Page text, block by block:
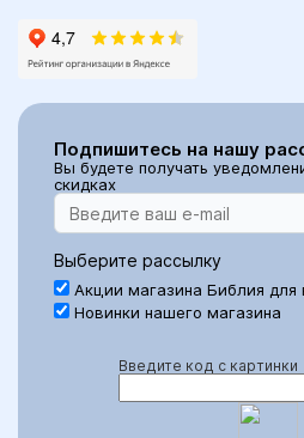
Подпишитесь на нашу
Вы будете получать
скидках
Выберите рассылку
Акции магазина Библия для
Новинки нашего магазина
Введите код с картинки